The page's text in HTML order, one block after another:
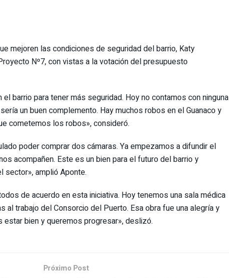
mejoren las condiciones de seguridad del barrio, Katy
Nº7, con vistas a la votación del presupuesto
barrio para tener más seguridad. Hoy no contamos con ninguna
un buen complemento. Hay muchos robos en el Guanaco y
cometemos los robos», consideró.
poder comprar dos cámaras. Ya empezamos a difundir el
acompañen. Este es un bien para el futuro del barrio y
sector», amplió Aponte.
de acuerdo en esta iniciativa. Hoy tenemos una sala médica
al trabajo del Consorcio del Puerto. Esa obra fue una alegría y
bien y queremos progresar», deslizó.
Próximo Post